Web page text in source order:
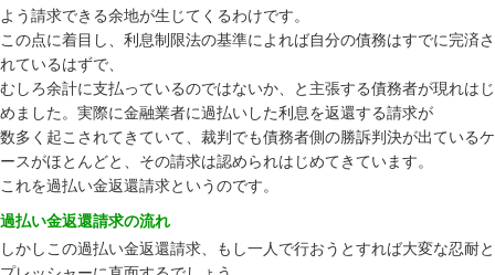
よう請求できる余地が生じてくるわけです。
この点に着目し、利息制限法の基準によれば自分の債務はすでに完済さ
れているはずで、
むしろ余計に支払っているのではないか、と主張する債務者が現れはじ
めました。実際に金融業者に過払いした利息を返還する請求が
数多く起こされてきていて、裁判でも債務者側の勝訴判決が出ているケ
ースがほとんどと、その請求は認められはじめてきています。
これを過払い金返還請求というのです。
過払い金返還請求の流れ
しかしこの過払い金返還請求、もし一人で行おうとすれば大変な忍耐と